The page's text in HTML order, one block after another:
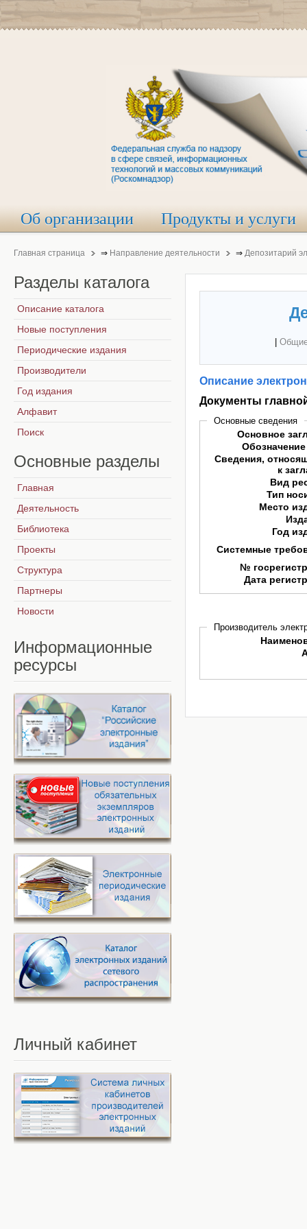
Об организации Продукты и услуги
Главная страница ⇒ Направление деятельности ⇒ Депозитарий
Описание
Документы
Основные сведения
Основное
Сведения,
к
Вид
Тип
Место
Год
Системные
№
Дата
Производитель
Разделы каталога
Описание каталога
Новые поступления
Периодические издания
Производители
Год издания
Алфавит
Поиск
Основные разделы
Главная
Деятельность
Библиотека
Проекты
Структура
Партнеры
Новости
Информационные
ресурсы
Личный кабинет